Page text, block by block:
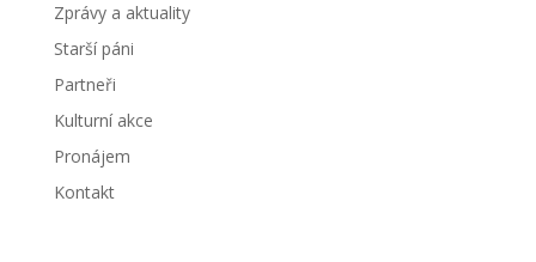
Zprávy a aktuality
Starší páni
Partneři
Kulturní akce
Pronájem
Kontakt